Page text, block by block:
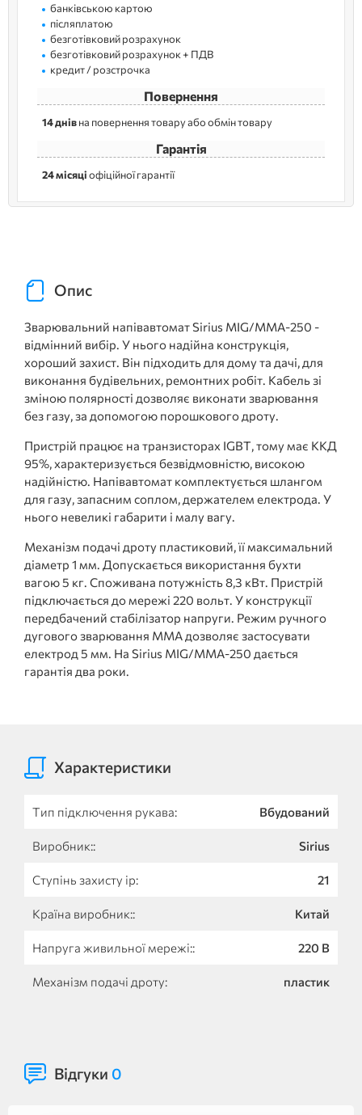
банківською картою
післяплатою
безготівковий розрахунок
безготівковий розрахунок + ПДВ
кредит / розстрочка
Повернення
14 днівна повернення товару або обмін товару
Гарантія
24 місяціофіційної гарантії
Опис
Зварювальний напівавтомат Sirius MIG/MMA-250 -
відмінний вибір. У нього надійна конструкція,
хороший захист. Він підходить для дому та дачі, для
виконання будівельних, ремонтних робіт. Кабель зі
зміною полярності дозволяє виконати зварювання
без газу, за допомогою порошкового дроту.
Пристрій працює на транзисторах IGBT, тому має ККД
95%, характеризується безвідмовністю, високою
надійністю. Напівавтомат комплектується шлангом
для газу, запасним соплом, держателем електрода. У
нього невеликі габарити і малу вагу.
Механізм подачі дроту пластиковий, її максимальний
діаметр 1 мм. Допускається використання бухти
вагою 5 кг. Споживана потужність 8,3 кВт. Пристрій
підключається до мережі 220 вольт. У конструкції
передбачений стабілізатор напруги. Режим ручного
дугового зварювання MMA дозволяє застосувати
електрод 5 мм. На Sirius MIG/MMA-250 дається
гарантія два роки.
Характеристики
Тип підключення рукава: Вбудований
Виробник:: Sirius
Ступінь захисту ip: 21
Країна виробник:: Китай
Напруга живильної мережі:: 220 В
Механізм подачі дроту: пластик
Відгуки 0